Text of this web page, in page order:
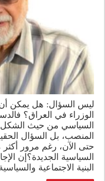
ليس السؤال: هل يمكن
الوزراء في العراق؟
السياسي من حيث الشكل
المنصب، بل السؤال
حتى الآن، رغم مرور
السياسية الجديدة؟إن
البنية الاجتماعية